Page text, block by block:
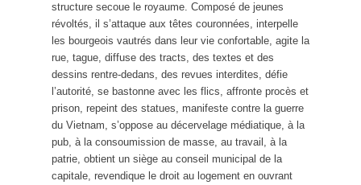
structure secoue le royaume. Composé de jeunes
révoltés, il s’attaque aux têtes couronnées, interpelle
les bourgeois vautrés dans leur vie confortable, agite la
rue, tague, diffuse des tracts, des textes et des
dessins rentre-dedans, des revues interdites, défie
l’autorité, se bastonne avec les flics, affronte procès et
prison, repeint des statues, manifeste contre la guerre
du Vietnam, s’oppose au décervelage médiatique, à la
pub, à la consoumission de masse, au travail, à la
patrie, obtient un siège au conseil municipal de la
capitale, revendique le droit au logement en ouvrant